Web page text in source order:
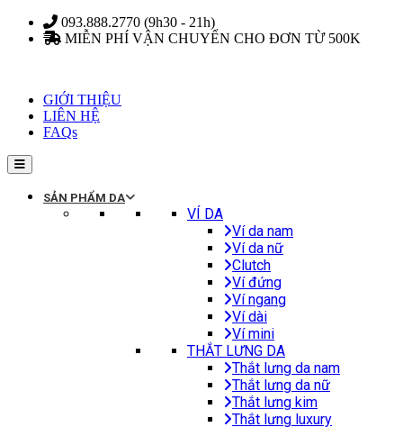
Skip
093.888.2770 (9h30 - 21h)
MIỄN PHÍ VẬN CHUYỂN CHO ĐƠN TỪ 500K
GIỚI THIỆU
LIÊN HỆ
FAQs
SẢN PHẨM DA
VÍ DA
Ví da nam
Ví da nữ
Clutch
Ví đứng
Ví ngang
Ví dài
Ví mini
THẮT LƯNG DA
Thắt lưng da nam
Thắt lưng da nữ
Thắt lưng kim
Thắt lưng luxury